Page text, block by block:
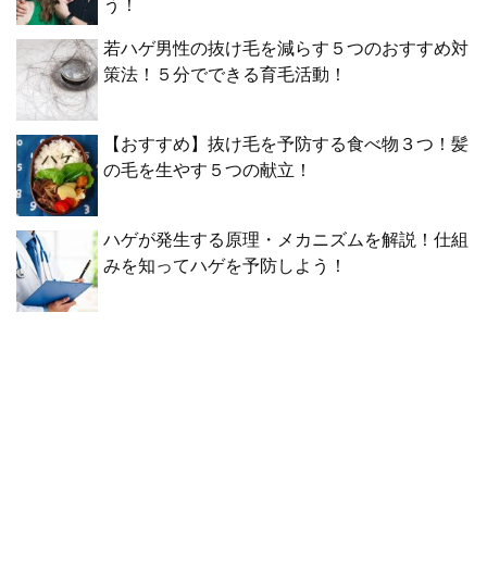
う！
若ハゲ男性の抜け毛を減らす５つのおすすめ対
策法！５分でできる育毛活動！
【おすすめ】抜け毛を予防する食べ物３つ！髪
の毛を生やす５つの献立！
ハゲが発生する原理・メカニズムを解説！仕組
みを知ってハゲを予防しよう！